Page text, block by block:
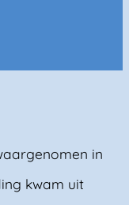
in
kwam uit